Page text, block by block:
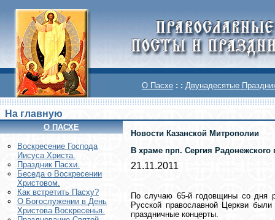
О Пасхе : : Двунадесятые
На главную
О ПАСХЕ
Воскреcение Господа
Иисуса Христа.
Праздник Пасхи.
Беседа о Воскресении
Христовом.
Как встретить Пасху?
О Богослужении в День
Христова Воскресенья.
Новости Казанской Митрополии
В храме прп. Сергия
21.11.2011
По случаю 65-й годовщины со дня
Русской православной Церкви
праздничные концерты.